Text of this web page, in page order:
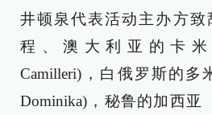
井顿泉代表活动主办方致
程、澳大利亚的卡米
Camilleri)，白俄罗斯的多
Dominika)，秘鲁的加西亚